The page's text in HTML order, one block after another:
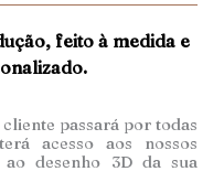
feito à medida e
passará por todas
acesso aos nossos
desenho 3D da sua